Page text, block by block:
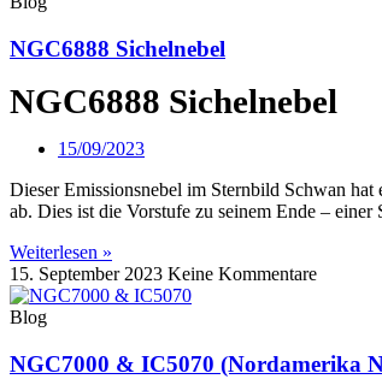
NGC6888 Sichelnebel
NGC6888 Sichelnebel
15/09/2023
Dieser Emissionsnebel im Sternbild Schwan
ab. Dies ist die Vorstufe zu seinem Ende – einer
Weiterlesen »
15. September 2023 Keine Kommentare
Blog
NGC7000 & IC5070 (Nordamerika